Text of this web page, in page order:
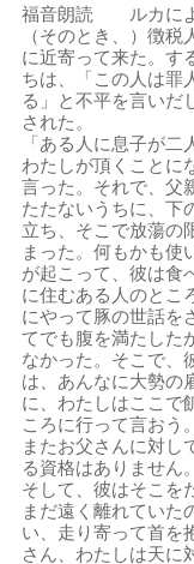
福音朗読 ルカに
（そのとき、）徴
に近寄って来た。す
ちは、「この人は罪
る」と不平を言いだ
された。
「ある人に息子が
わたしが頂くことに
言った。それで、父
たたないうちに、下
立ち、そこで放蕩の
まった。何もかも使
が起こって、彼は食
に住むある人のとこ
にやって豚の世話を
てでも腹を満たした
なかった。そこで、
は、あんなに大勢の
に、わたしはここで
ころに行って言おう
またお父さんに対し
る資格はありません
そして、彼はそこを
まだ遠く離れていた
い、走り寄って首を
さん、わたしは天に